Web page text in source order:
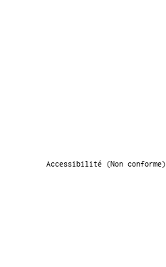
Accessibilité (Non conforme)